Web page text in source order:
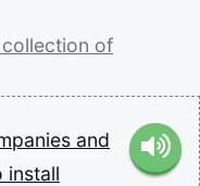
collection of
and
install